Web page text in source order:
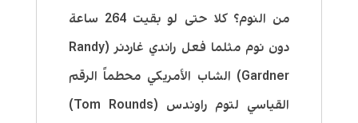
من النوم؟ كلا حتى لو بقيت 264 ساعة
دون نوم مثلما فعل راندي غاردنر (Randy
Gardner) الشاب الأمريكي محطماً الرقم
القياسي لتوم راوندس (Tom Rounds)